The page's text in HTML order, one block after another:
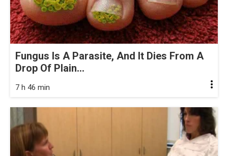
Fungus Is A Parasite, And It Dies From A
Drop Of Plain...
7 h 46 min